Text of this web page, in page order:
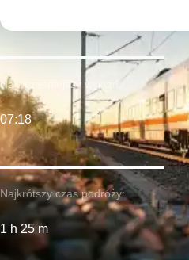
Najkrótszy czas podróży:
1 h 25 m
Najwcześniejszy wyjazd:
07:18